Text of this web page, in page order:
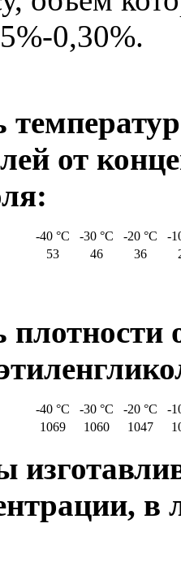
0,30%.
от
-40 °С -30 °С -20 °С
-
53 46 36
-40 °С -30 °С -20 °С
-
1069 1060 1047
в